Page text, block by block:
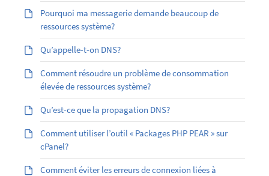
Pourquoi ma messagerie demande beaucoup de
ressources système?
Qu’appelle-t-on DNS?
Comment résoudre un problème de consommation
élevée de ressources système?
Qu’est-ce que la propagation DNS?
Comment utiliser l’outil « Packages PHP PEAR » sur
cPanel?
Comment éviter les erreurs de connexion liées à